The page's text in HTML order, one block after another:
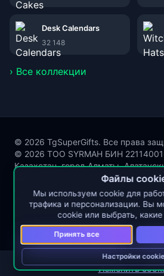
Desk Calendars
32 148
› Все коллекции
© 2026 TgSuperGifts. Все права
© 2026 ТОО SYRMAH БИН
Казахстан, город Алматы,
Микрорайон Акбулак, улица
почтовый индекс 050000
Публичная оферта
Согласие на обработку
Политика защиты и обработки
Изменить
Файлы
Мы используем cookie для
трафика и персонализации. Вы
cookie или выбрать,
Принять все
Настройки cookie